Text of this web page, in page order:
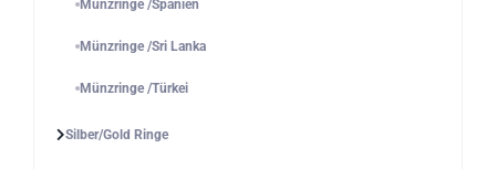
Münzringe /Spanien
Münzringe /Sri Lanka
Münzringe /Türkei
Silber/Gold Ringe